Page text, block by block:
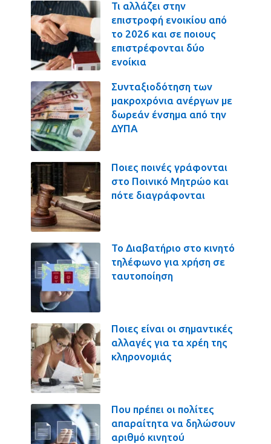
Τι αλλάζει στην
επιστροφή ενοικίου από
το 2026 και σε ποιους
επιστρέφονται δύο
ενοίκια
Συνταξιοδότηση των
μακροχρόνια ανέργων με
δωρεάν ένσημα από την
ΔΥΠΑ
Ποιες ποινές γράφονται
στο Ποινικό Μητρώο και
πότε διαγράφονται
Το Διαβατήριο στο κινητό
τηλέφωνο για χρήση σε
ταυτοποίηση
Ποιες είναι οι σημαντικές
αλλαγές για τα χρέη της
κληρονομιάς
Που πρέπει οι πολίτες
απαραίτητα να δηλώσουν
αριθμό κινητού